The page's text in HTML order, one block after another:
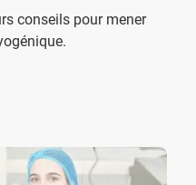
conseils pour mener